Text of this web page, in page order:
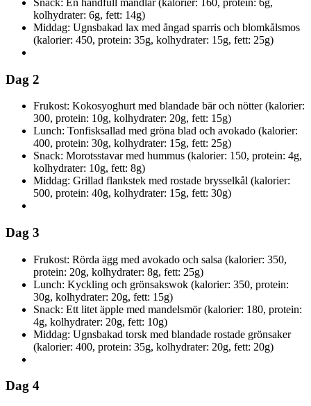
kolhydrater: 6g, fett: 14g)
Middag: Ugnsbakad lax med ångad sparris och blomkålsmos
(kalorier: 450, protein: 35g, kolhydrater: 15g, fett: 25g)
Dag 2
Frukost: Kokosyoghurt med blandade bär och nötter (kalorier:
300, protein: 10g, kolhydrater: 20g, fett: 15g)
Lunch: Tonfisksallad med gröna blad och avokado (kalorier:
400, protein: 30g, kolhydrater: 15g, fett: 25g)
Snack: Morotsstavar med hummus (kalorier: 150, protein: 4g,
kolhydrater: 10g, fett: 8g)
Middag: Grillad flankstek med rostade brysselkål (kalorier:
500, protein: 40g, kolhydrater: 15g, fett: 30g)
Dag 3
Frukost: Rörda ägg med avokado och salsa (kalorier: 350,
protein: 20g, kolhydrater: 8g, fett: 25g)
Lunch: Kyckling och grönsakswok (kalorier: 350, protein:
30g, kolhydrater: 20g, fett: 15g)
Snack: Ett litet äpple med mandelsmör (kalorier: 180, protein:
4g, kolhydrater: 20g, fett: 10g)
Middag: Ugnsbakad torsk med blandade rostade grönsaker
(kalorier: 400, protein: 35g, kolhydrater: 20g, fett: 20g)
Dag 4